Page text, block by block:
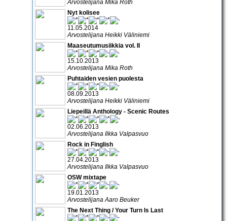
Arvostelijana Mika Roth
Nyt kolisee
11.05.2014
Arvostelijana Heikki Väliniemi
Maaseutumusiikkia vol. II
15.10.2013
Arvostelijana Mika Roth
Puhtaiden vesien puolesta
08.09.2013
Arvostelijana Heikki Väliniemi
Liepeillä Anthology - Scenic Routes
02.06.2013
Arvostelijana Ilkka Valpasvuo
Rock in Finglish
27.04.2013
Arvostelijana Ilkka Valpasvuo
OSW mixtape
19.01.2013
Arvostelijana Aaro Beuker
The Next Thing / Your Turn Is Last